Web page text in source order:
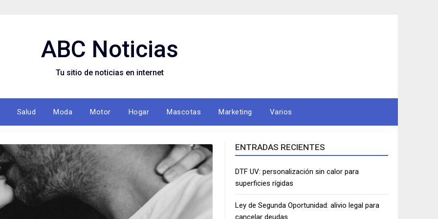
ABC Noticias
Tu sitio de noticias en internet
Salud Moda Motor Hogar Mascotas Marketing Varios
ENTRADAS RECIENTES
DTF UV: personalización sin calor para
superficies rígidas
Ley de Segunda Oportunidad: alivio legal para
cancelar deudas